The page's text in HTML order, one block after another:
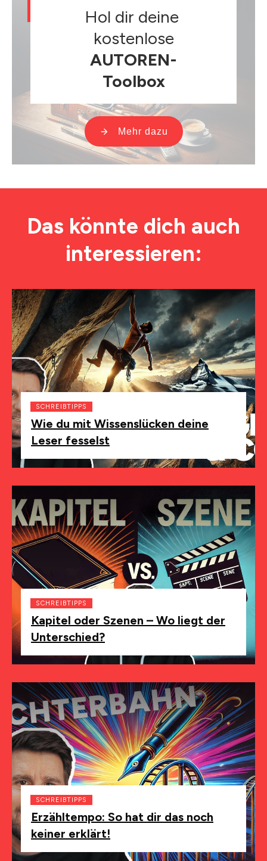
Hol dir deine
kostenlose
AUTOREN-
Toolbox
Mehr dazu
Das könnte dich auch
interessieren:
SCHREIBTIPPS
Wie du mit Wissenslücken deine
Leser fesselst
SCHREIBTIPPS
Kapitel oder Szenen – Wo liegt der
Unterschied?
SCHREIBTIPPS
Erzähltempo: So hat dir das noch
keiner erklärt!